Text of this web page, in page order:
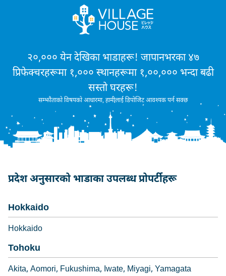
२०,००० येन देखिका भाडाहरू! जापानभरका ४७
प्रिफेक्चरहरूमा १,००० स्थानहरूमा १,००,००० भन्दा बढी
सस्तो घरहरू!
सम्झौताको विषयको आधारमा, हामीलाई डिपोजिट आवश्यक पर्न सक्छ
प्रदेश अनुसारको भाडाका उपलब्ध प्रोपर्टीहरू
Hokkaido
Hokkaido
Tohoku
Akita Aomori Fukushima Iwate Miyagi Yamagata